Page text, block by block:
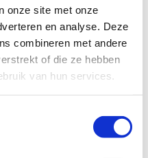
onze site met onze
en analyse. Deze
combineren met andere
of die ze hebben
van hun services.
korte
plezier en teamwork
passen en